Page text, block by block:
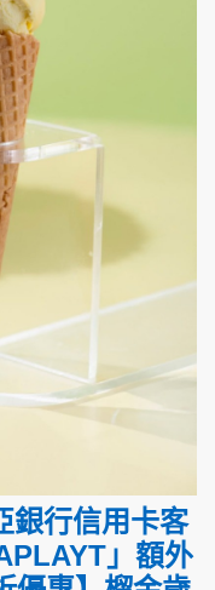
銀行信用卡客
」額外